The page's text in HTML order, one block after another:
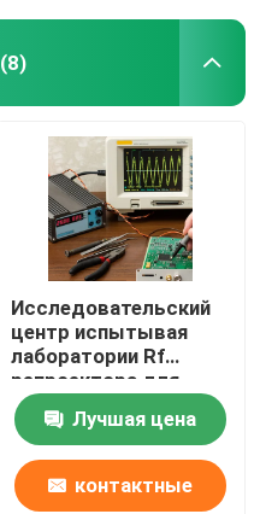
(8)
Исследовательский
центр испытывая
лаборатории Rf
репроектора для
обслуживания
удостоверения
подлинности третьей
стороны
радиотехнической
Лучшая цена
контактные